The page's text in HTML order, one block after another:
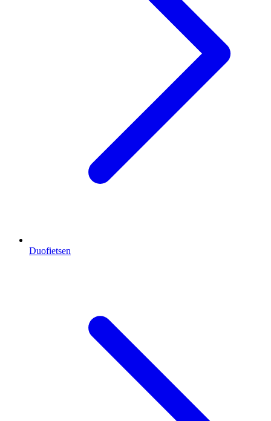
Duofietsen